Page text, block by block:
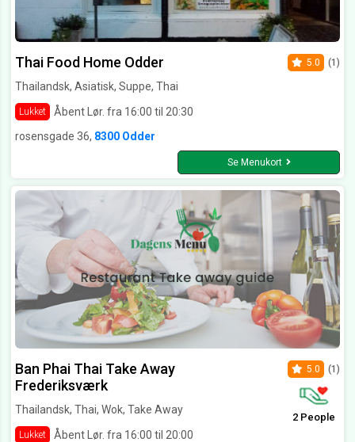
Thai Food Home Odder
Thailandsk, Asiatisk, Suppe, Thai
Lukket Åbent Lør. fra 16:00 til 20:30
5.0 (1)
rosensgade 36, 8300 Odder
Se Menukort
Ban Phai Thai Take Away
Frederiksværk
Thailandsk, Thai, Wok, Take Away
Lukket Åbent Lør. fra 16:00 til 20:00
5.0 (1)
2 People